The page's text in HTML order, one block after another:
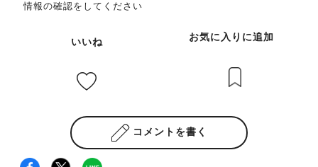
情報の確認をしてください
いいね お気に入りに追加
コメントを書く